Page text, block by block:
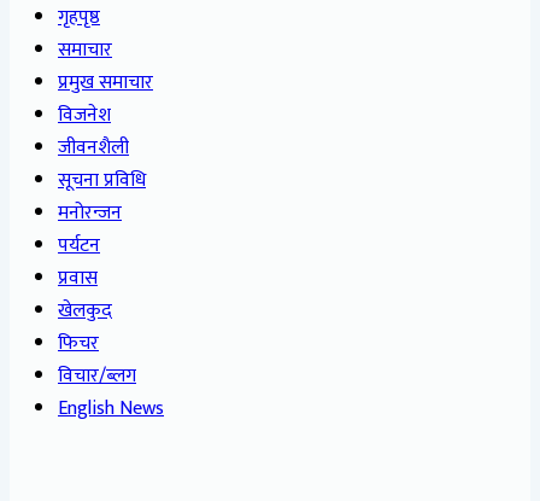
गृहपृष्ठ
समाचार
प्रमुख समाचार
विजनेश
जीवनशैली
सूचना प्रविधि
मनोरन्जन
पर्यटन
प्रवास
खेलकुद
फिचर
विचार/ब्लग
English News